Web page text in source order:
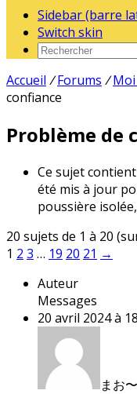
Sidebar (barre
Switch skin
Accueil / Forums /
confiance
Problème de
Ce sujet
été mis à jour
poussière isolée
20 sujets de 1 à 20
1 2 3 … 19 20 21 →
Auteur
Messages
20 avril 2024 à
まお